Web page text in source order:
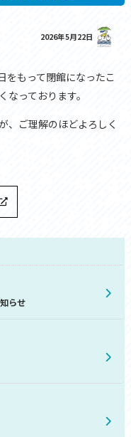
2026年5月22日
をもって閉館になったこ
なっております。
、ご理解のほどよろしく
らせ